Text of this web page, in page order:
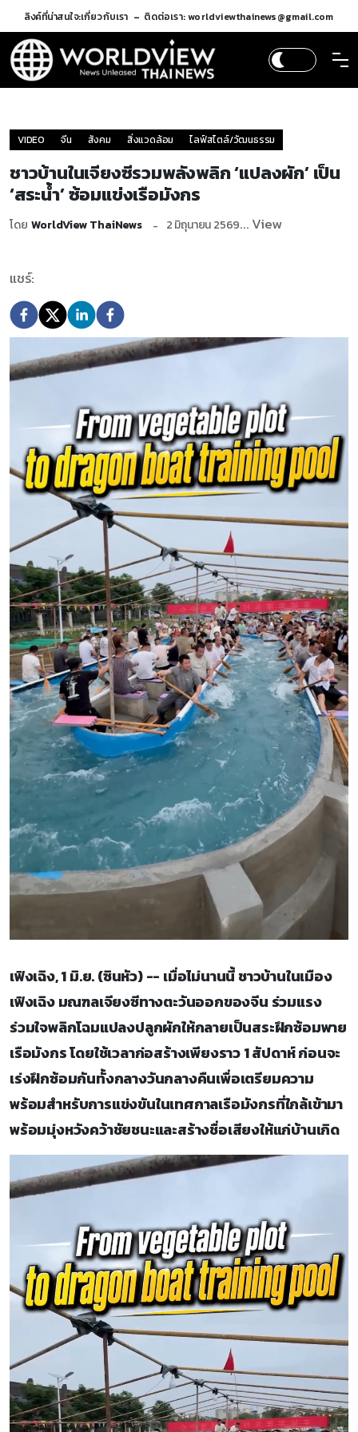
ลิงค์ที่น่าสนใจ:เกี่ยวกับเรา ติดต่อเรา: worldviewthainews@gmail.com
VIDEO จีน สังคม สิ่งแวดล้อม ไลฟ์สไตล์/วัฒนธรรม
ชาวบ้านในเจียงซีรวมพลังพลิก ‘แปลงผัก’ เป็น
‘สระน้ำ’ ซ้อมแข่งเรือมังกร
โดย WorldView ThaiNews 2 มิถุนายน 2569... View
แชร์:
เฟิงเฉิง, 1 มิ.ย. (ซินหัว) -- เมื่อไม่นานนี้ ชาวบ้านในเมือง
เฟิงเฉิง มณฑลเจียงซีทางตะวันออกของจีน ร่วมแรง
ร่วมใจพลิกโฉมแปลงปลูกผักให้กลายเป็นสระฝึกซ้อมพาย
เรือมังกร โดยใช้เวลาก่อสร้างเพียงราว 1 สัปดาห์ ก่อนจะ
เร่งฝึกซ้อมกันทั้งกลางวันกลางคืนเพื่อเตรียมความ
พร้อมสำหรับการแข่งขันในเทศกาลเรือมังกรที่ใกล้เข้ามา
พร้อมมุ่งหวังคว้าชัยชนะและสร้างชื่อเสียงให้แก่บ้านเกิด